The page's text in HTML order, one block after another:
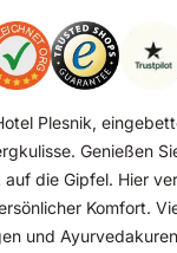
Plesnik,
Genießen
die Gipfel. Hier
Komfort.
und